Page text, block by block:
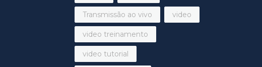
Transmissão ao vivo video
video treinamento
video tutorial